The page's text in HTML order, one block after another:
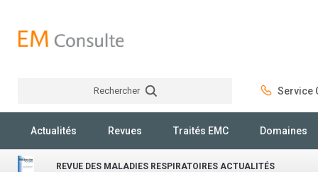
Rechercher Service
Actualités Revues Traités EMC Domaines
REVUE DES MALADIES RESPIRATOIRES ACTUALITÉS